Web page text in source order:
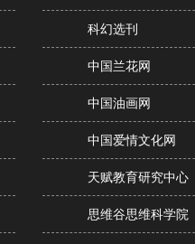
科幻选刊
中国兰花网
中国油画网
中国爱情文化网
天赋教育研究中心
思维谷思维科学院